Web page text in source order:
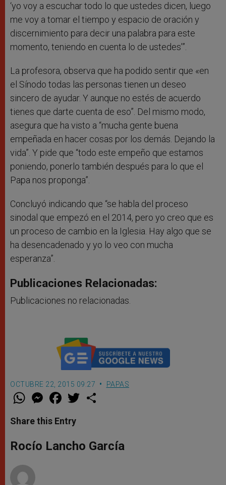
‘yo voy a escuchar todo lo que ustedes dicen, luego
me voy a tomar el tiempo y espacio de oración y
discernimiento para decir una palabra para este
momento, teniendo en cuenta lo de ustedes’”.
La profesora, observa que ha podido sentir que «en
el Sínodo todas las personas tienen un deseo
sincero de ayudar. Y aunque no estés de acuerdo
tienes que darte cuenta de eso”. Del mismo modo,
asegura que ha visto a “mucha gente buena
empeñada en hacer cosas por los demás. Dejando la
vida”. Y pide que “todo este empeño que estamos
poniendo, ponerlo también después para lo que el
Papa nos proponga”.
Concluyó indicando que “se habla del proceso
sinodal que empezó en el 2014, pero yo creo que es
un proceso de cambio en la Iglesia. Hay algo que se
ha desencadenado y yo lo veo con mucha
esperanza”.
Publicaciones Relacionadas:
Publicaciones no relacionadas.
OCTUBRE 22, 2015 09:27 PAPAS
W
t
s
p
p
M
e
s
e
g
e
F
a
e
b
o
k
w
r
Share this Entry
Rocío Lancho García